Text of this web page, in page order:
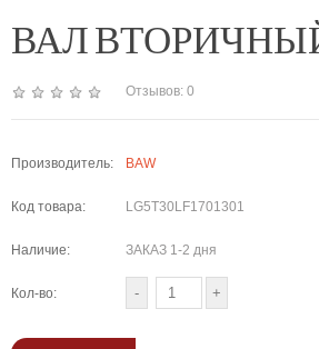
ВАЛ ВТОРИЧНЫЙ КПП
Отзывов: 0
Производитель: BAW
Код товара: LG5T30LF1701301
Наличие: ЗАКАЗ 1-2 дня
Кол-во: